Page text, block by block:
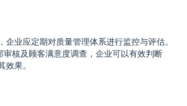
企业应定期对质量管理体系进行监控与评估。
核及顾客满意度调查，企业可以有效判断
果。